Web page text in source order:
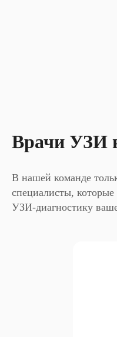
Врачи УЗИ
В нашей команде
специалисты,
УЗИ-диагностику